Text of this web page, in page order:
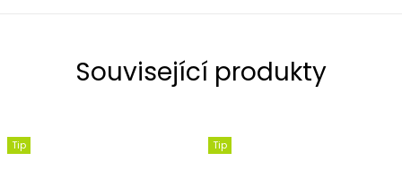
Související produkty
Tip Tip